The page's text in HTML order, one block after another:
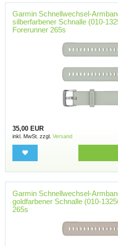
Garmin Schnellwechsel-
silberfarbener Schnalle (010-
Forerunner 265s
35,00 EUR
inkl. MwSt. zzgl. Versand
Garmin Schnellwechsel-
goldfarbener Schnalle (010-
265s